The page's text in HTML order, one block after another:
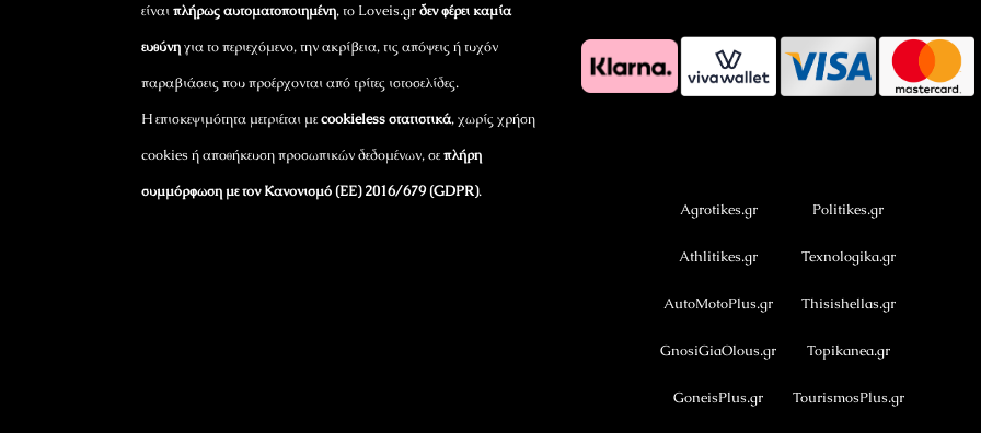
είναιπλήρως αυτοματοποιημένη, το Loveis.grδεν φέρει καμία
ευθύνηγια το περιεχόμενο, την ακρίβεια, τις απόψεις ή τυχόν
παραβιάσεις που προέρχονται από τρίτες ιστοσελίδες.
Η επισκεψιμότητα μετριέται μεcookieless στατιστικά, χωρίς χρήση
cookies ή αποθήκευση προσωπικών δεδομένων, σεπλήρη
συμμόρφωση με τον Κανονισμό (ΕΕ) 2016/679 (GDPR).
Agrotikes.gr Politikes.gr
Athlitikes.gr Texnologika.gr
AutoMotoPlus.gr Thisishellas.gr
GnosiGiaOlous.gr Topikanea.gr
GoneisPlus.gr TourismosPlus.gr